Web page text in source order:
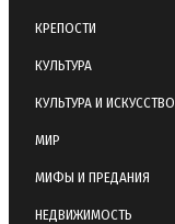
КРЕПОСТИ
КУЛЬТУРА
КУЛЬТУРА И ИСКУССТВО
МИР
МИФЫ И ПРЕДАНИЯ
НЕДВИЖИМОСТЬ